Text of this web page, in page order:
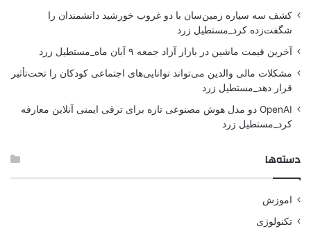
کشف سه سیاره زمین‌سان با دو غروب خورشید دانشمندان را
شگفت‌زده کرد_مستطیل زرد
آخرین قیمت ماشین در بازار آزاد جمعه ۹ آبان ماه_مستطیل زرد
مشکلات مالی والدین می‌تواند توانایی‌های اجتماعی کودکان را تحت‌تأثیر
قرار دهد_مستطیل زرد
OpenAI دو مدل هوش مصنوعی تازه برای ترقی ایمنی آنلاین معارفه
کرد_مستطیل زرد
دسته‌ها
اموزش
تکنولوژی